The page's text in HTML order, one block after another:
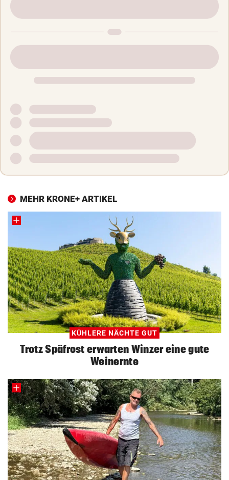
MEHR KRONE+ ARTIKEL
KÜHLERE NÄCHTE GUT
Trotz Späfrost erwarten Winzer eine gute
Weinernte